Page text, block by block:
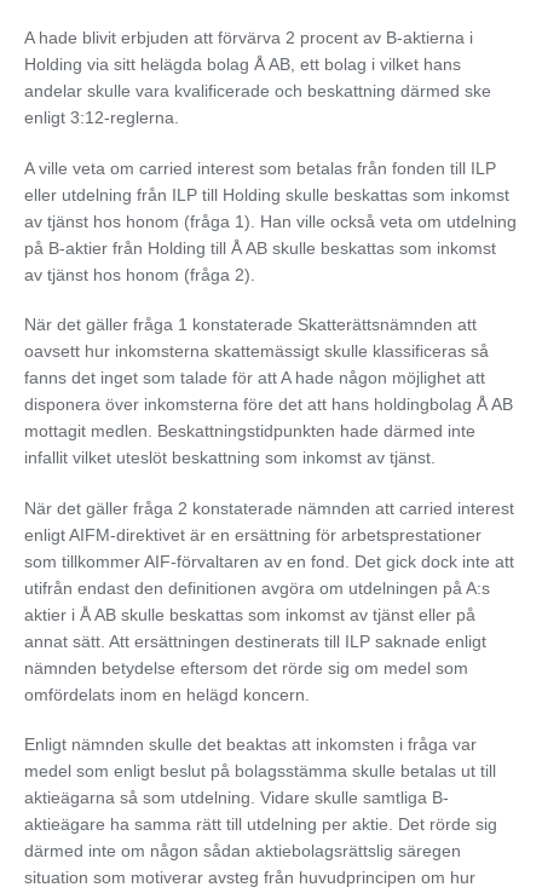
A hade blivit erbjuden att förvärva 2 procent av B-aktierna i
Holding via sitt helägda bolag Å AB, ett bolag i vilket hans
andelar skulle vara kvalificerade och beskattning därmed ske
enligt 3:12-reglerna.
A ville veta om carried interest som betalas från fonden till ILP
eller utdelning från ILP till Holding skulle beskattas som inkomst
av tjänst hos honom (fråga 1). Han ville också veta om utdelning
på B-aktier från Holding till Å AB skulle beskattas som inkomst
av tjänst hos honom (fråga 2).
När det gäller fråga 1 konstaterade Skatterättsnämnden att
oavsett hur inkomsterna skattemässigt skulle klassificeras så
fanns det inget som talade för att A hade någon möjlighet att
disponera över inkomsterna före det att hans holdingbolag Å AB
mottagit medlen. Beskattningstidpunkten hade därmed inte
infallit vilket uteslöt beskattning som inkomst av tjänst.
När det gäller fråga 2 konstaterade nämnden att carried interest
enligt AIFM-direktivet är en ersättning för arbetsprestationer
som tillkommer AIF-förvaltaren av en fond. Det gick dock inte att
utifrån endast den definitionen avgöra om utdelningen på A:s
aktier i Å AB skulle beskattas som inkomst av tjänst eller på
annat sätt. Att ersättningen destinerats till ILP saknade enligt
nämnden betydelse eftersom det rörde sig om medel som
omfördelats inom en helägd koncern.
Enligt nämnden skulle det beaktas att inkomsten i fråga var
medel som enligt beslut på bolagsstämma skulle betalas ut till
aktieägarna så som utdelning. Vidare skulle samtliga B-
aktieägare ha samma rätt till utdelning per aktie. Det rörde sig
därmed inte om någon sådan aktiebolagsrättslig säregen
situation som motiverar avsteg från huvudprincipen om hur